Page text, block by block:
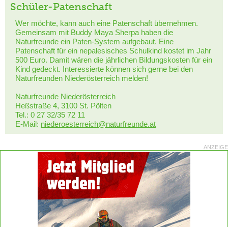
Schüler-Patenschaft
Wer möchte, kann auch eine Patenschaft übernehmen.
Gemeinsam mit Buddy Maya Sherpa haben die
Naturfreunde ein Paten-System aufgebaut. Eine
Patenschaft für ein nepalesisches Schulkind kostet im Jahr
500 Euro. Damit wären die jährlichen Bildungskosten für ein
Kind gedeckt. Interessierte können sich gerne bei den
Naturfreunden Niederösterreich melden!
Naturfreunde Niederösterreich
Heßstraße 4, 3100 St. Pölten
Tel.: 0 27 32/35 72 11
E-Mail: niederoesterreich@naturfreunde.at
ANZEIGE